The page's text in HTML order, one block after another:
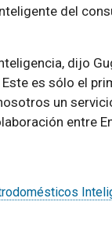
del
dijo
es sólo el
un
entre